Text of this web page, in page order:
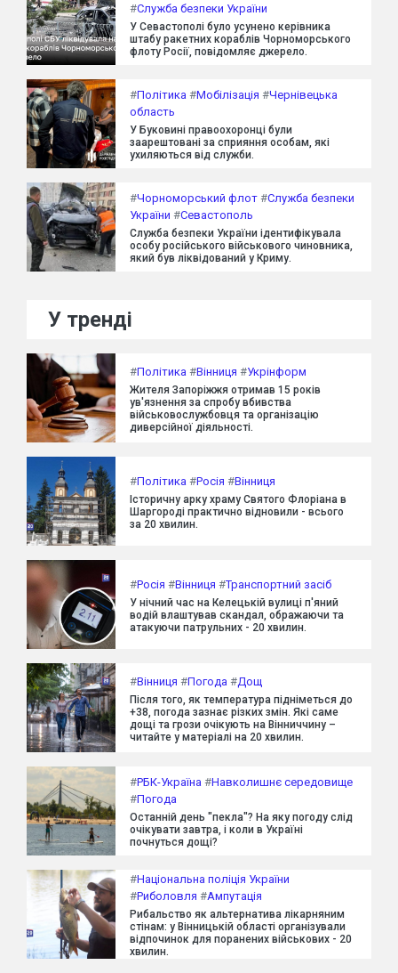
#Служба безпеки України
У Севастополі було усунено керівника
штабу ракетних кораблів Чорноморського
флоту Росії, повідомляє джерело.
#Політика #Мобілізація #Чернівецька
область
У Буковині правоохоронці були
заарештовані за сприяння особам, які
ухиляються від служби.
#Чорноморський флот #Служба безпеки
України #Севастополь
Служба безпеки України ідентифікувала
особу російського військового чиновника,
який був ліквідований у Криму.
У тренді
#Політика #Вінниця #Укрінформ
Жителя Запоріжжя отримав 15 років
ув'язнення за спробу вбивства
військовослужбовця та організацію
диверсійної діяльності.
#Політика #Росія #Вінниця
Історичну арку храму Святого Флоріана в
Шаргороді практично відновили - всього
за 20 хвилин.
#Росія #Вінниця #Транспортний засіб
У нічний час на Келецькій вулиці п'яний
водій влаштував скандал, ображаючи та
атакуючи патрульних - 20 хвилин.
#Вінниця #Погода #Дощ
Після того, як температура підніметься до
+38, погода зазнає різких змін. Які саме
дощі та грози очікують на Вінниччину –
читайте у матеріалі на 20 хвилин.
#РБК-Україна #Навколишнє середовище
#Погода
Останній день "пекла"? На яку погоду слід
очікувати завтра, і коли в Україні
почнуться дощі?
#Національна поліція України
#Риболовля #Ампутація
Рибальство як альтернатива лікарняним
стінам: у Вінницькій області організували
відпочинок для поранених військових - 20
хвилин.